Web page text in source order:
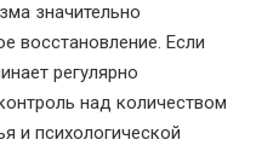
значительно
восстановление. Если
регулярно
над количеством
и психологической